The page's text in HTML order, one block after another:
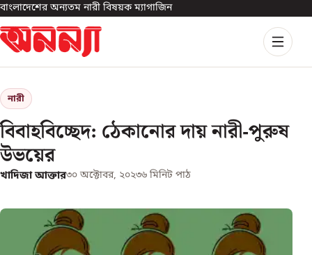
বাংলাদেশের অন্যতম নারী বিষয়ক ম্যাগাজিন
নারী
বিবাহবিচ্ছেদ: ঠেকানোর দায় নারী-পুরুষ
উভয়ের
খাদিজা আক্তার৩০ অক্টোবর, ২০২৩৬ মিনিট পাঠ